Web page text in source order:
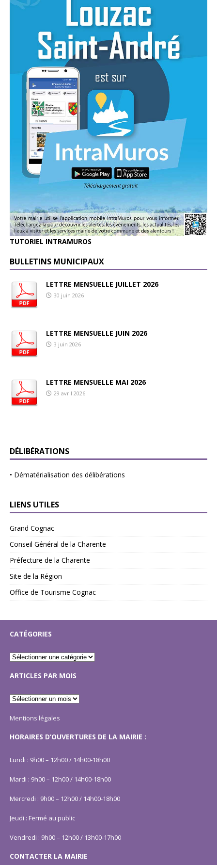
TUTORIEL INTRAMUROS
BULLETINS MUNICIPAUX
LETTRE MENSUELLE JUILLET 2026
30 juin 2026
LETTRE MENSUELLE JUIN 2026
3 juin 2026
LETTRE MENSUELLE MAI 2026
29 avril 2026
DÉLIBÉRATIONS
• Dématérialisation des délibérations
LIENS UTILES
Grand Cognac
Conseil Général de la Charente
Préfecture de la Charente
Site de la Région
Office de Tourisme Cognac
CATÉGORIES
ARTICLES PAR MOIS
Mentions légales
HORAIRES D’OUVERTURES DE LA MAIRIE :
Lundi : 9h00 – 12h00 / 14h00-18h00
Mardi : 9h00 – 12h00 / 14h00-18h00
Mercredi : 9h00 – 12h00 / 14h00-18h00
Jeudi : Fermé au public
Vendredi : 9h00 – 12h00 / 13h00-17h00
CONTACTER LA MAIRIE